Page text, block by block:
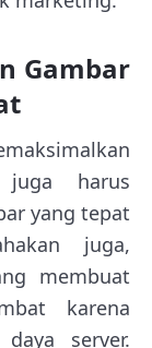
Gambar
juga harus
yang tepat
juga,
membuat
karena
server.